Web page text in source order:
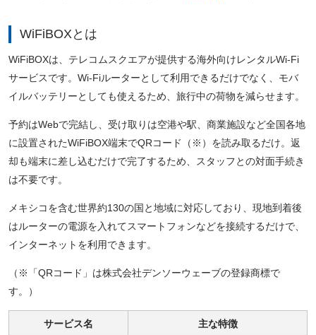
WiFiBOXとは
WiFiBOXは、テレコムスクエアが提供する海外向けレンタルWi-Fi
サービスです。Wi-Fiルーターとして利用できるだけでなく、モバ
イルバッテリーとしても使えるため、旅行中の荷物を減らせます。
予約はWebで完結し、受け取りは空港や駅、商業施設など全国各地
に設置されたWiFiBOX端末でQRコード（※）を読み取るだけ。返
却も端末に差し込むだけで完了するため、スタッフとの対面手続き
は不要です。
メキシコを含む世界約130の国と地域に対応しており、現地到着後
はルーターの電源を入れてスマートフォンなどを接続するだけで、
インターネットを利用できます。
（※「QRコード」は株式会社デンソーウェーブの登録商標で
す。）
サービス名 主な特徴